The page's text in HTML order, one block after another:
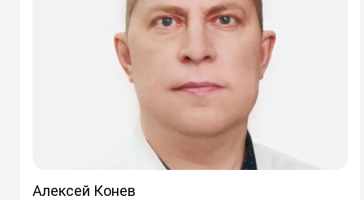
Алексей Конев